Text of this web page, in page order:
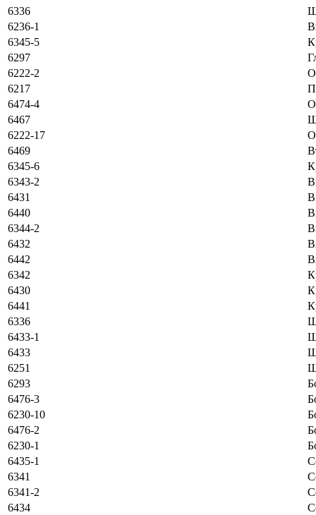
6336
6236-1
6345-5
6297
6222-2
6217
6474-4
6467
6222-17
6469
6345-6
6343-2
6431
6440
6344-2
6432
6442
6342
6430
6441
6336
6433-1
6433
6251
6293
6476-3
6230-10
6476-2
6230-1
6435-1
6341
6341-2
6434